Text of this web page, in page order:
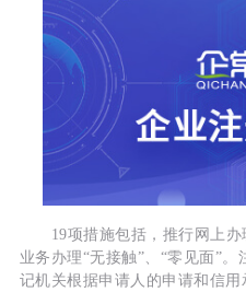
19项措施包括，推行网上办
业务办理“无接触”、“零见面”
记机关根据申请人的申请和信用